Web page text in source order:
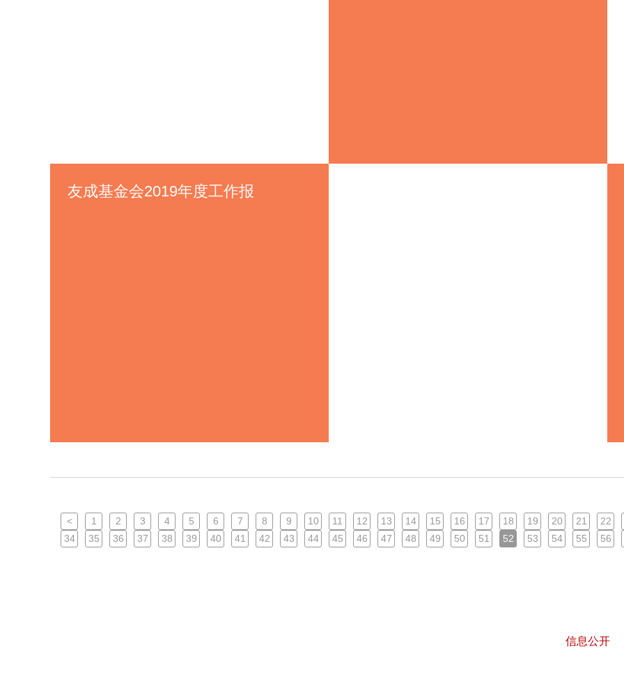
友成基金会2019年度工作报
< 1 2 3 4 5 6 7 8 9 10 11 12 13 14 15 16 17 18 19 20 21
22
34
35 36 37 38 39 40 41 42 43 44 45 46 47 48 49 50 51 52 53 54 55 56
信息公开